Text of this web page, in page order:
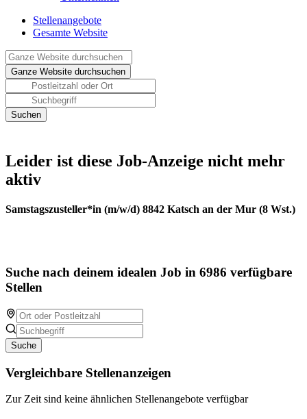
Stellenangebote
Gesamte Website
Leider ist diese Job-Anzeige nicht mehr
aktiv
Samstagszusteller*in (m/w/d) 8842 Katsch an der Mur (8 Wst.)
Suche nach deinem idealen Job in 6986 verfügbare
Stellen
Suche
Vergleichbare Stellenanzeigen
Zur Zeit sind keine ähnlichen Stellenangebote verfügbar